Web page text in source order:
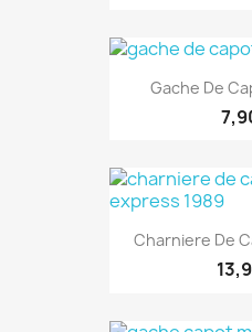
Gache De
Charniere De